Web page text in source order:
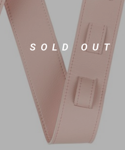
ヴィンテージ
SOLD OUT